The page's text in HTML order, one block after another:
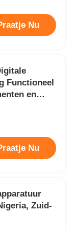
Nu
Functioneel
en
in
Kenia en
Nu
Zuid-